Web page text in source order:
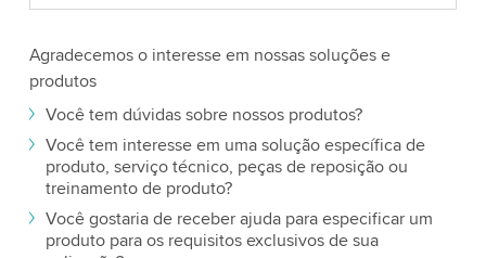
Agradecemos o interesse em nossas soluções e
produtos
Você tem dúvidas sobre nossos produtos?
Você tem interesse em uma solução específica de
produto, serviço técnico, peças de reposição ou
treinamento de produto?
Você gostaria de receber ajuda para especificar um
produto para os requisitos exclusivos de sua